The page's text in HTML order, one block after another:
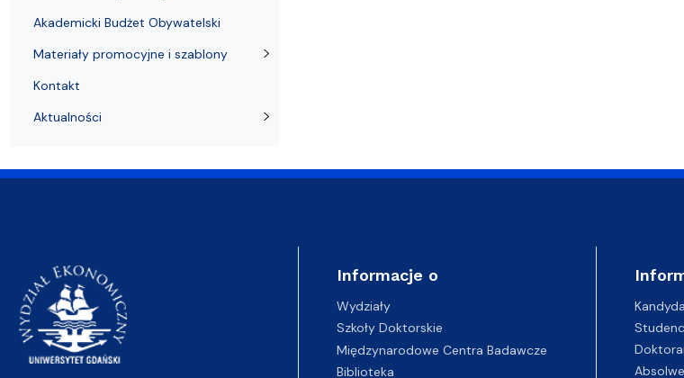
Akademicki Budżet Obywatelski
Materiały promocyjne i szablony
Kontakt
Aktualności
Informacje o
Wydziały
Szkoły Doktorskie
Międzynarodowe Centra Badawcze
Biblioteka